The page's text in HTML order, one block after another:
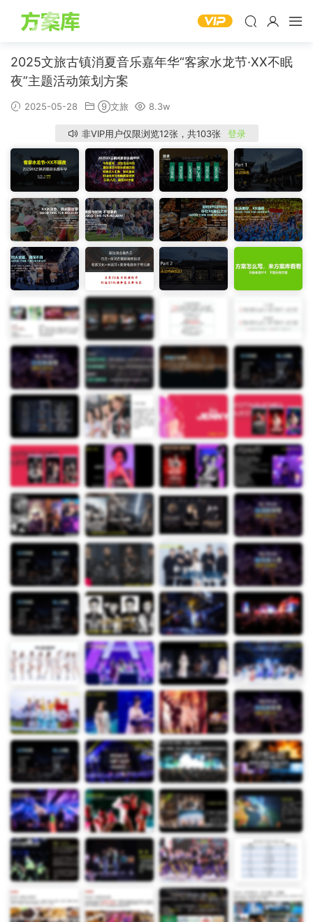
2025文旅古镇消夏音乐嘉年华“客家水龙节·XX不眠
夜”主题活动策划方案
2025-05-28 ⑨文旅 8.3w
非VIP用户仅限浏览12张，共103张 登录